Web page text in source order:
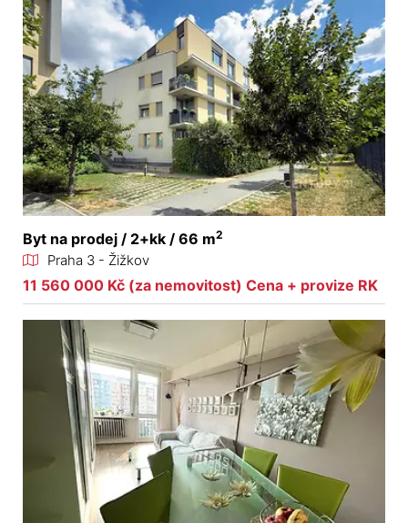
Byt na prodej / 2+kk / 66 m2
Praha 3 - Žižkov
11 560 000 Kč (za nemovitost) Cena + provize RK